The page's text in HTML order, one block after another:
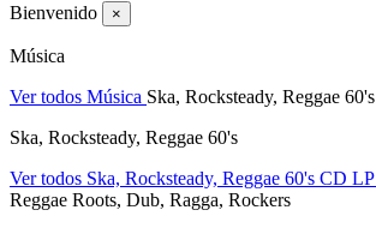
Bienvenido
×
Música
Ver todos Música Ska, Rocksteady, Reggae 60's
Ska, Rocksteady, Reggae 60's
Ver todos Ska, Rocksteady, Reggae 60's CD LP
Reggae Roots, Dub, Ragga, Rockers